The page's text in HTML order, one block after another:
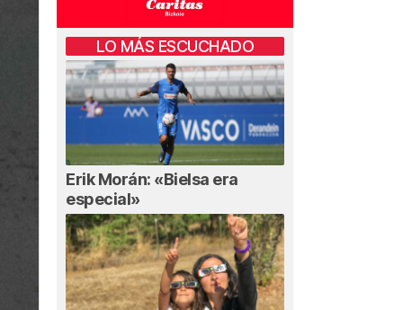
LO MÁS ESCUCHADO
Erik Morán: «Bielsa era
especial»